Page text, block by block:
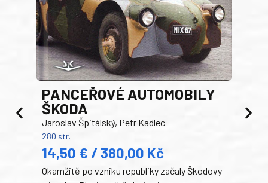
PANCEŘOVÉ AUTOMOBILY
ŠKODA
Jaroslav Špitálský, Petr Kadlec
280 str.
14,50 € / 380,00 Kč
Okamžitě po vzniku republiky začaly Škodovy